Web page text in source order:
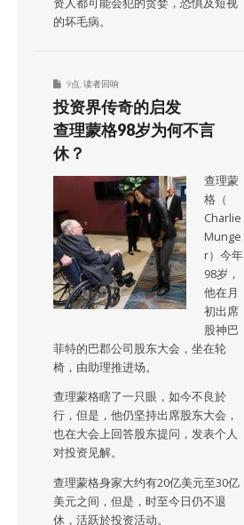
的坏毛病。
9点 读者回响
投资界传奇的启发
查理蒙格98岁为何不言
休？
查理蒙
格（
Charlie
Munge
r）今年
98岁，
他在月
初出席
股神巴
菲特的巴郡公司股东大会，坐在轮
椅，由助理推进场。
查理蒙格瞎了一只眼，如今不良於
行，但是，他仍坚持出席股东大会，
也在大会上回答股东提问，发表个人
对投资见解。
查理蒙格身家大约有20亿美元至30亿
美元之间，但是，时至今日仍不退
休，活跃於投资活动。